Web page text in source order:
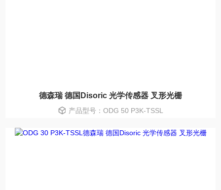
德森瑞 德国Disoric 光学传感器 叉形光栅
产品型号：ODG 50 P3K-TSSL